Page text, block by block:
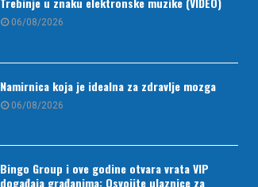
06/08/2026
Namirnica koja je idealna za zdravlje mozga
06/08/2026
Bingo Group i ove godine otvara vrata VIP
događaja građanima: Osvojite ulaznice za